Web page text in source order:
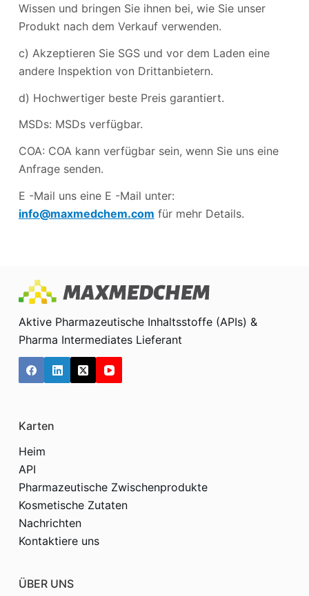
Wissen und bringen Sie ihnen bei, wie Sie unser
Produkt nach dem Verkauf verwenden.
c) Akzeptieren Sie SGS und vor dem Laden eine
andere Inspektion von Drittanbietern.
d) Hochwertiger beste Preis garantiert.
MSDs: MSDs verfügbar.
COA: COA kann verfügbar sein, wenn Sie uns eine
Anfrage senden.
E -Mail uns eine E -Mail unter:
info@maxmedchem.com für mehr Details.
Aktive Pharmazeutische Inhaltsstoffe (APIs) &
Pharma Intermediates Lieferant
Karten
Heim
API
Pharmazeutische Zwischenprodukte
Kosmetische Zutaten
Nachrichten
Kontaktiere uns
ÜBER UNS